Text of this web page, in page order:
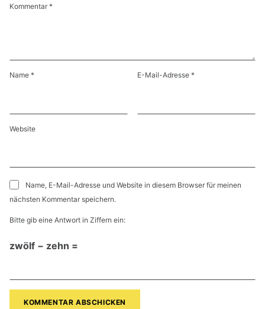
Kommentar *
Name * E-Mail-Adresse*
Website
Name, E-Mail-Adresse und Website in diesem Browser für meinen
nächsten Kommentar speichern.
Bitte gib eine Antwort in Ziffern ein:
zwölf − zehn =